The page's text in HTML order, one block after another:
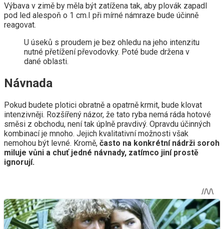
Výbava v zimě by měla být zatížena tak, aby plovák zapadl
pod led alespoň o 1 cm.I při mírné námraze bude účinně
reagovat.
U úseků s proudem je bez ohledu na jeho intenzitu
nutné přetížení převodovky. Poté bude držena v
dané oblasti.
Návnada
Pokud budete plotici obratně a opatrně krmit, bude klovat
intenzivněji. Rozšířený názor, že tato ryba nemá ráda hotové
směsi z obchodu, není tak úplně pravdivý. Opravdu účinných
kombinací je mnoho. Jejich kvalitativní možnosti však
nemohou být levné. Kromě, často na konkrétní nádrži soroh
miluje vůni a chuť jedné návnady, zatímco jiní prostě
ignorují.